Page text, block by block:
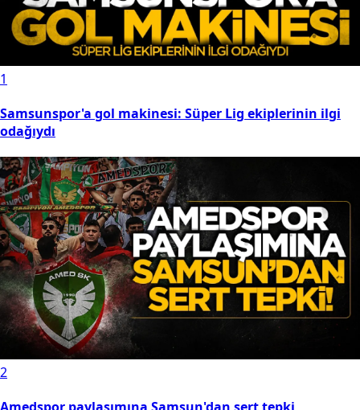
1
Samsunspor'a gol makinesi: Süper Lig ekiplerinin ilgi
odağıydı
2